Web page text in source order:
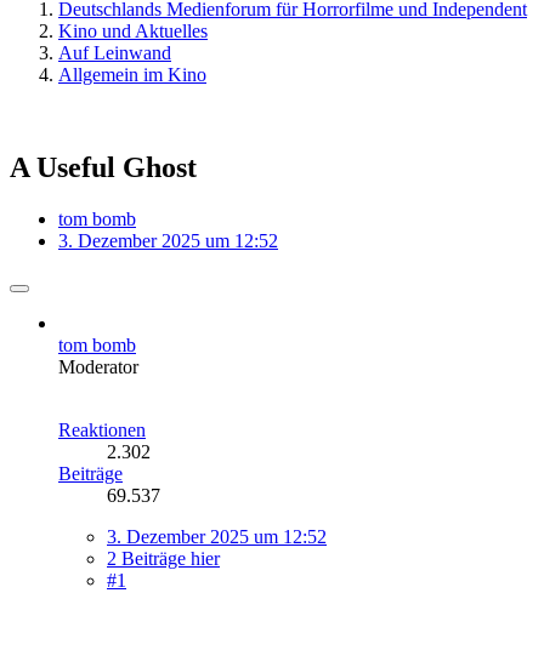
Deutschlands Medienforum für Horrorfilme und Independent
Kino und Aktuelles
Auf Leinwand
Allgemein im Kino
A Useful Ghost
tom bomb
3. Dezember 2025 um 12:52
tom bomb
Moderator
Reaktionen
2.302
Beiträge
69.537
3. Dezember 2025 um 12:52
2 Beiträge hier
#1